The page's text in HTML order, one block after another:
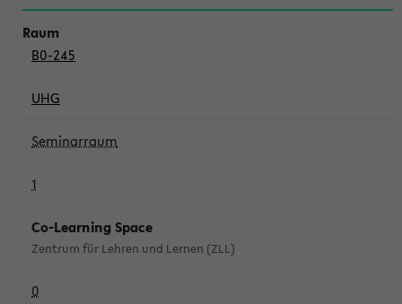
B0-245
UHG
Seminarraum
1
Co-Learning Space
Zentrum für Lehren und Lernen (ZLL)
0